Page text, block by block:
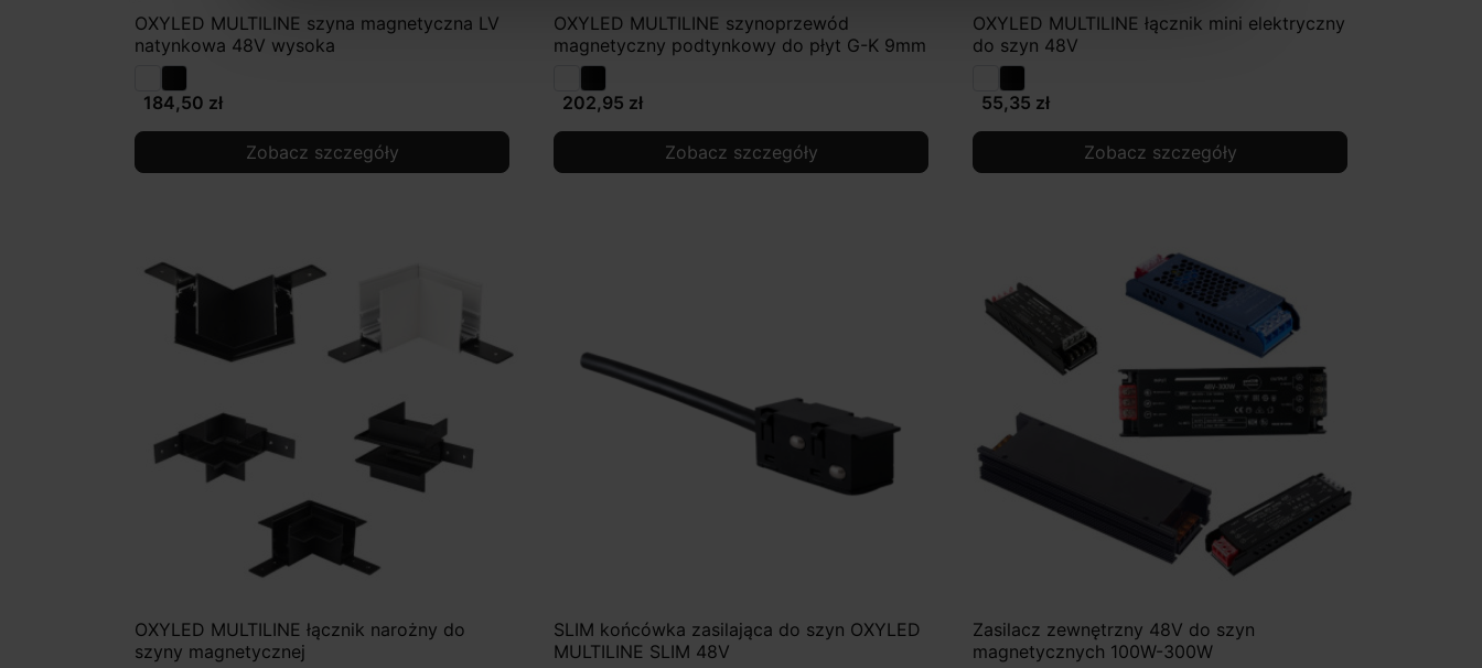
OXYLED MULTILINE szyna magnetyczna LV
natynkowa 48V wysoka
184,50 zł
Zobacz szczegóły
OXYLED MULTILINE szynoprzewód
magnetyczny podtynkowy do płyt G-K 9mm
202,95 zł
Zobacz szczegóły
OXYLED MULTILINE łącznik mini elektryczny
do szyn 48V
55,35 zł
Zobacz szczegóły
OXYLED MULTILINE łącznik narożny do
szyny magnetycznej
SLIM końcówka zasilająca do szyn OXYLED
MULTILINE SLIM 48V
Zasilacz zewnętrzny 48V do szyn
magnetycznych 100W-300W